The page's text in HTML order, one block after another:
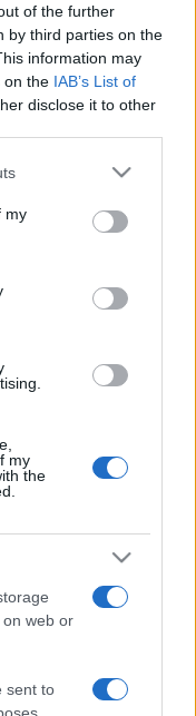
of the further
by third parties on the
information may
on the IAB’s List of
disclose it to other
or more Google
You may click to
third-party tags to
in below Google
my
my
the
web or
sent to
munkája.
Önkormányzat
Kollégium, Soros
Thália Színház